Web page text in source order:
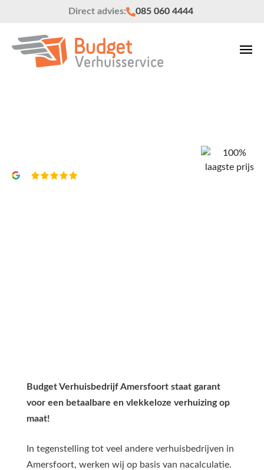
Direct advies: 085 060 4444
Budget Verhuisbedrijf Amersfoort staat garant
voor een betaalbare en vlekkeloze verhuizing op
maat!
In tegenstelling tot veel andere verhuisbedrijven in
Amersfoort, werken wij op basis van nacalculatie.